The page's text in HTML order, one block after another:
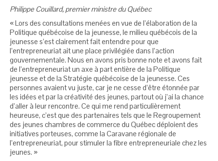
Philippe Couillard, premier ministre du Québec
« Lors des consultations menées en vue de l’élaboration de la
Politique québécoise de la jeunesse, le milieu québécois de la
jeunesse s’est clairement fait entendre pour que
l’entrepreneuriat ait une place privilégiée dans l’action
gouvernementale. Nous en avons pris bonne note et avons fait
de l’entrepreneuriat un axe à part entière de la Politique
jeunesse et de la Stratégie québécoise de la jeunesse. Ces
personnes avaient vu juste, car je ne cesse d’être étonnée par
les idées et par la créativité des jeunes, partout où j’ai la chance
d’aller à leur rencontre. Ce qui me rend particulièrement
heureuse, c’est que des partenaires tels que le Regroupement
des jeunes chambres de commerce du Québec déploient des
initiatives porteuses, comme la Caravane régionale de
l’entrepreneuriat, pour stimuler la fibre entrepreneuriale chez les
jeunes. »